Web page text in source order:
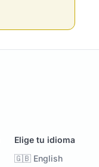
Elige tu idioma
🇬🇧 English